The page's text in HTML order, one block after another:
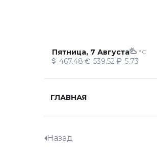
Пятница, 7 Августа °C
467.48 539.52 5.73
ГЛАВНАЯ
Назад